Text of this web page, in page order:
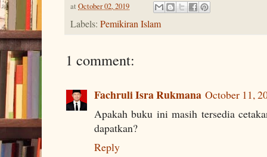
at October 02, 2019
Labels: Pemikiran Islam
1 comment:
Fachruli Isra Rukmana October 11,
Apakah buku ini masih tersedia
dapatkan?
Reply